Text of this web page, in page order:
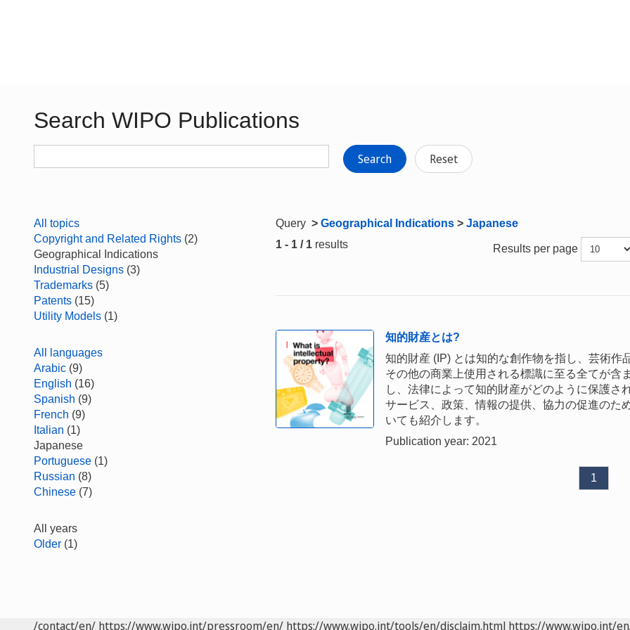
Search WIPO Publications
Search Reset
All topics
Copyright and Related Rights (2)
Geographical Indications
Industrial Designs (3)
Trademarks (5)
Patents (15)
Utility Models (1)
All languages
Arabic (9)
English (16)
Spanish (9)
French (9)
Italian (1)
Japanese
Portuguese (1)
Russian (8)
Chinese (7)
All years
Older (1)
Query > Geographical Indications > Japanese
1 - 1 / 1 results Results per page
知的財産とは?
知的財産 (IP) とは知的な創作物を指し、芸術
その他の商業上使用される標識に至る全てが含
し、法律によって知的財産がどのように保護さ
サービス、政策、情報の提供、協力の促進のた
いても紹介します。
Publication year: 2021
1
/contact/en/ https://www.wipo.int/pressroom/en/ https://www.wipo.int/tools/en/disclaim.html https://www.wipo.int/